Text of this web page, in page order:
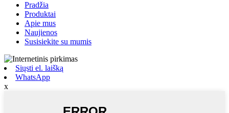
Pradžia
Produktai
Apie mus
Naujienos
Susisiekite su mumis
Siųsti el. laišką
WhatsApp
x